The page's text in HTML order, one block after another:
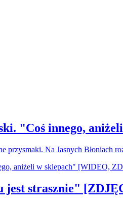
"Coś innego,
przysmaki. Na Jasnych Błoniach
jest strasznie"